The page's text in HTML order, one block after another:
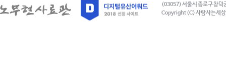
(03057) 서울시 종로구 창덕
Copyright (C) 사람사는세